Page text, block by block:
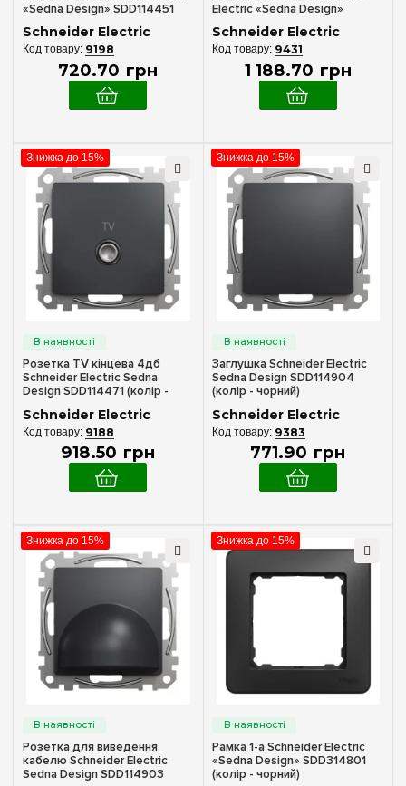
Самозворотний механізм(4)
«Sedna Design» SDD114451
(колір - чорний)
Schneider Electric
9198
720.70 грн
Electric «Sedna Design»
SDD114452 (колір - чорний)
Schneider Electric
9431
1 188.70 грн
Знижка до 15%
Розетка TV кінцева 4дб
Schneider Electric Sedna
Design SDD114471 (колір -
Schneider Electric
9188
918.50 грн
Знижка до 15%
Заглушка Schneider Electric
Sedna Design SDD114904
(колір - чорний)
Schneider Electric
9383
771.90 грн
Знижка до 15%
Розетка для виведення
кабелю Schneider Electric
Sedna Design SDD114903
Знижка до 15%
Рамка 1-а Schneider Electric
«Sedna Design» SDD314801
(колір - чорний)